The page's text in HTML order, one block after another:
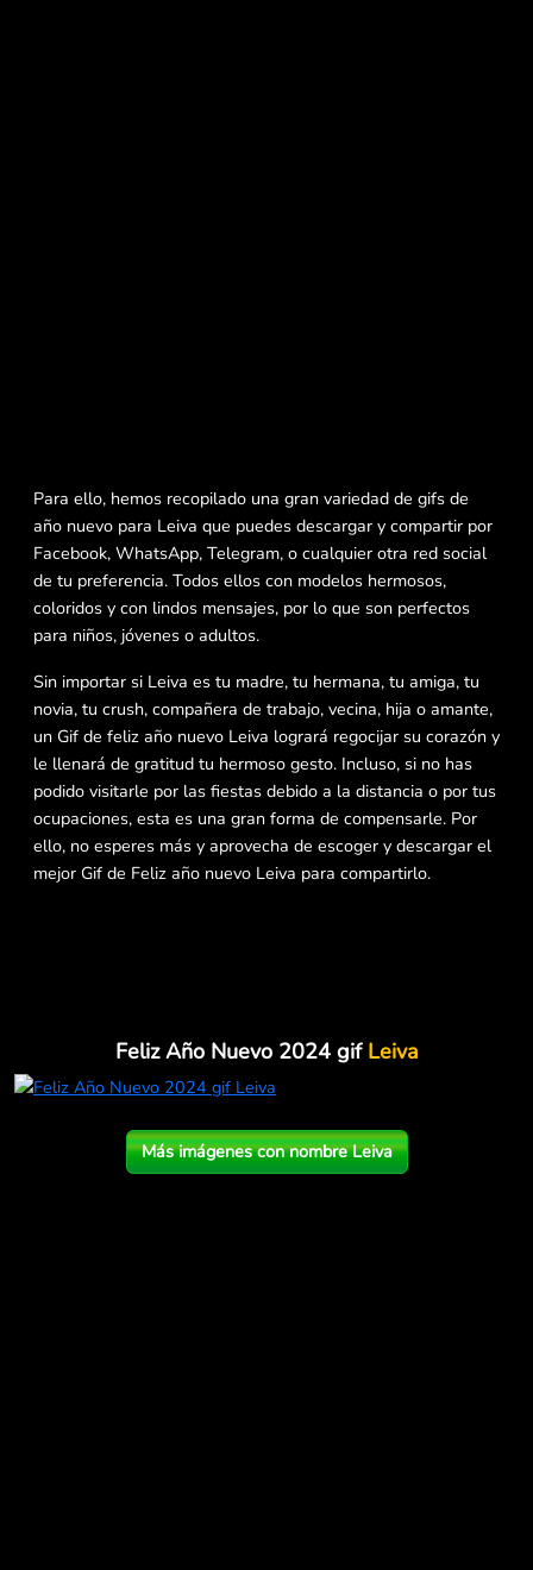
Para ello, hemos recopilado una gran variedad de gifs de
año nuevo para Leiva que puedes descargar y compartir por
Facebook, WhatsApp, Telegram, o cualquier otra red social
de tu preferencia. Todos ellos con modelos hermosos,
coloridos y con lindos mensajes, por lo que son perfectos
para niños, jóvenes o adultos.
Sin importar si Leiva es tu madre, tu hermana, tu amiga, tu
novia, tu crush, compañera de trabajo, vecina, hija o amante,
un Gif de feliz año nuevo Leiva logrará regocijar su corazón y
le llenará de gratitud tu hermoso gesto. Incluso, si no has
podido visitarle por las fiestas debido a la distancia o por tus
ocupaciones, esta es una gran forma de compensarle. Por
ello, no esperes más y aprovecha de escoger y descargar el
mejor Gif de Feliz año nuevo Leiva para compartirlo.
Feliz Año Nuevo 2024 gif Leiva
Más imágenes con nombre Leiva